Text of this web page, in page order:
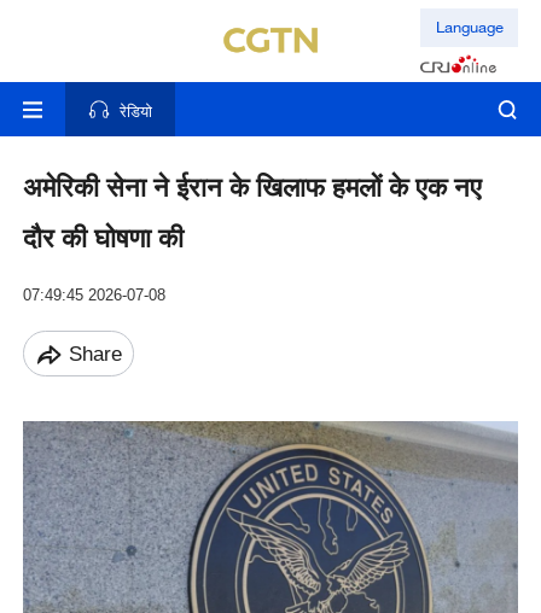
Language
रेडियो
अमेरिकी सेना ने ईरान के खिलाफ हमलों के एक नए
दौर की घोषणा की
07:49:45 2026-07-08
Share